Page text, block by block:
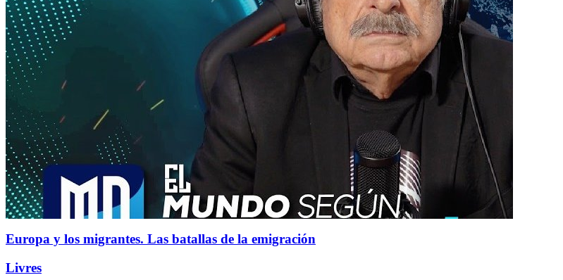
Europa y los migrantes. Las batallas de la emigración
Livres